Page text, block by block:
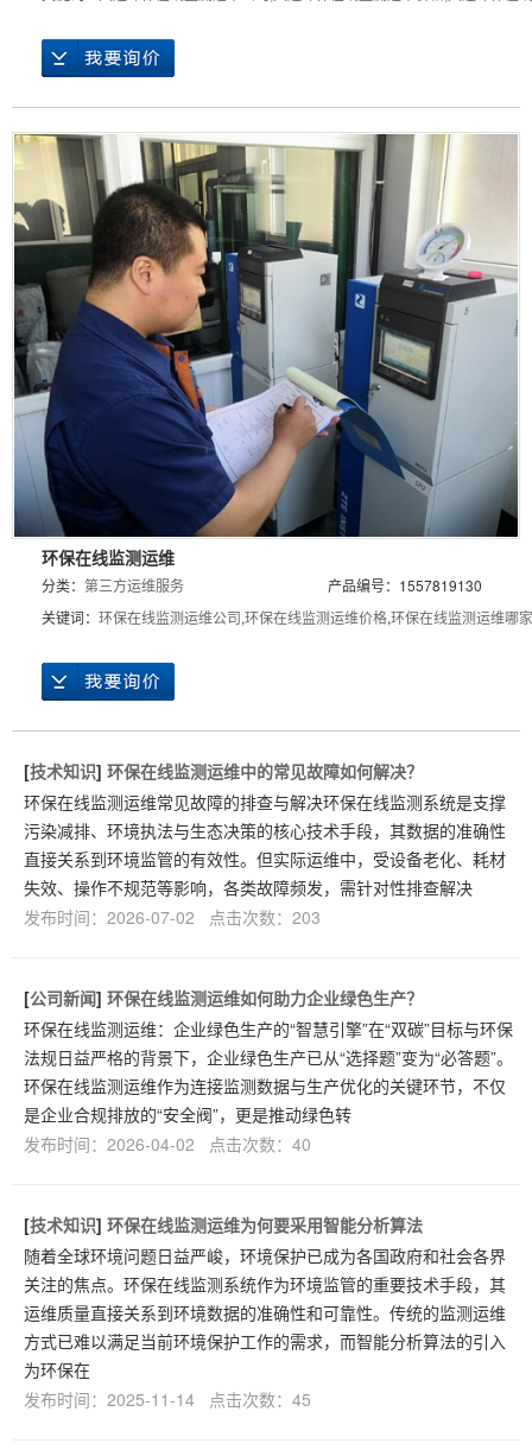
环保在线监测运维
分类： 第三方运维服务
产品编号：1557819130
关键词： 环保在线监测运维公司,环保在线监测运维价格,环保在线监测运维哪
[技术知识] 环保在线监测运维中的常见故障如何解决？
环保在线监测运维常见故障的排查与解决环保在线监测系统是支撑
污染减排、环境执法与生态决策的核心技术手段，其数据的准确性
直接关系到环境监管的有效性。但实际运维中，受设备老化、耗材
失效、操作不规范等影响，各类故障频发，需针对性排查解决
发布时间：2026-07-02 点击次数：203
[公司新闻] 环保在线监测运维如何助力企业绿色生产？
环保在线监测运维：企业绿色生产的“智慧引擎”在“双碳”目标与环保
法规日益严格的背景下，企业绿色生产已从“选择题”变为“必答题”。
环保在线监测运维作为连接监测数据与生产优化的关键环节，不仅
是企业合规排放的“安全阀”，更是推动绿色转
发布时间：2026-04-02 点击次数：40
[技术知识] 环保在线监测运维为何要采用智能分析算法
随着全球环境问题日益严峻，环境保护已成为各国政府和社会各界
关注的焦点。环保在线监测系统作为环境监管的重要技术手段，其
运维质量直接关系到环境数据的准确性和可靠性。传统的监测运维
方式已难以满足当前环境保护工作的需求，而智能分析算法的引入
为环保在
发布时间：2025-11-14 点击次数：45